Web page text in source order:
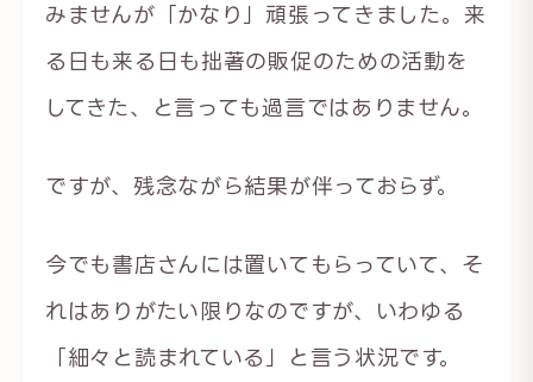
みませんが「かなり」頑張ってきました。来
る日も来る日も拙著の販促のための活動を
してきた、と言っても過言ではありません。
ですが、残念ながら結果が伴っておらず。
今でも書店さんには置いてもらっていて、そ
れはありがたい限りなのですが、いわゆる
「細々と読まれている」と言う状況です。